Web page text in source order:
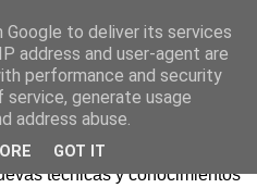
- Nuevo
mediante la lectura de libros
técnicas y conocimientos
to deliver its services
address and user-agent are
performance and security
generate usage
address abuse.
GOT IT